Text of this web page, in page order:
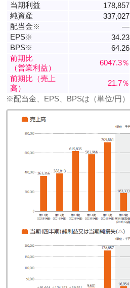
当期利益
178,857
純資産
337,027
配当金※ ―
EPS※ 34.23
BPS※ 64.26
前期比
（営業利益）
6047.3％
前期比（売上
高）
21.7％
※配当金、EPS、BPSは（単位/円）